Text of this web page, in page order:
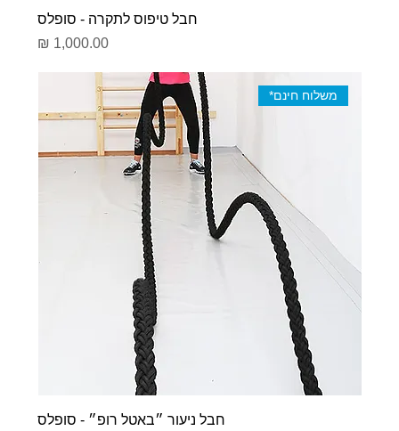
חבל טיפוס לתקרה - סופלס
מחיר
משלוח חינם*
חבל ניעור ״באטל רופ״ - סופלס